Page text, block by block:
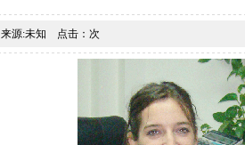
源:未知 点击： 次